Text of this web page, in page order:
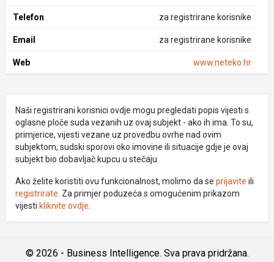
Telefon za registrirane korisnike
Email za registrirane korisnike
Web www.neteko.hr
Naši registrirani korisnici ovdje mogu pregledati popis vijesti s
oglasne ploče suda vezanih uz ovaj subjekt - ako ih ima. To su,
primjerice, vijesti vezane uz provedbu ovrhe nad ovim
subjektom, sudski sporovi oko imovine ili situacije gdje je ovaj
subjekt bio dobavljač kupcu u stečaju.
Ako želite koristiti ovu funkcionalnost, molimo da se prijavite ili
registrirate . Za primjer poduzeća s omogućenim prikazom
vijesti kliknite ovdje
© 2026 - Business Intelligence. Sva prava pridržana.